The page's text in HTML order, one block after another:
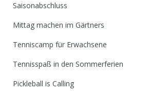
Saisonabschluss
Mittag machen im Gärtners
Tenniscamp für Erwachsene
Tennisspaß in den Sommerferien
Pickleball is Calling